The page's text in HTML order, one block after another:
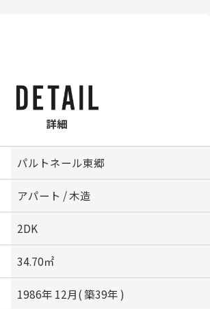
詳細
パルトネール東郷
アパート / 木造
2DK
34.70㎡
1986年 12月( 築39年 )